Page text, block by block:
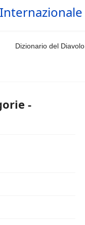
Dizionario del Diavolo
-